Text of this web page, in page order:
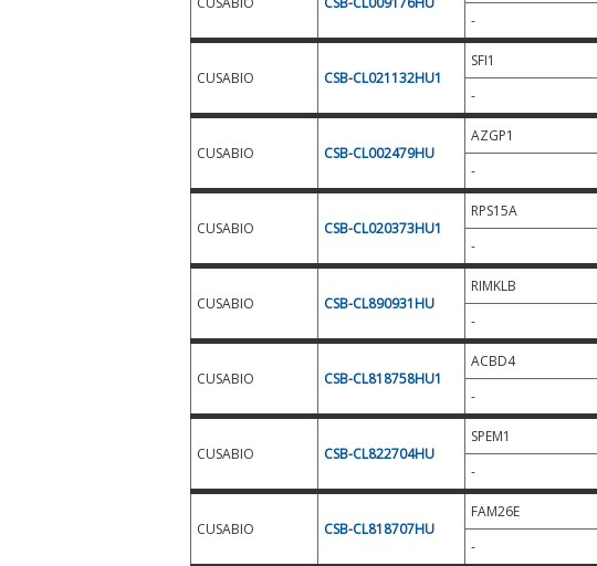
-
CUSABIO CSB-CL021132HU1
SFI1
-
CUSABIO CSB-CL002479HU
AZGP1
-
CUSABIO CSB-CL020373HU1
RPS15A
-
CUSABIO CSB-CL890931HU
RIMKLB
-
CUSABIO CSB-CL818758HU1
ACBD4
-
CUSABIO CSB-CL822704HU
SPEM1
-
CUSABIO CSB-CL818707HU
FAM26E
-